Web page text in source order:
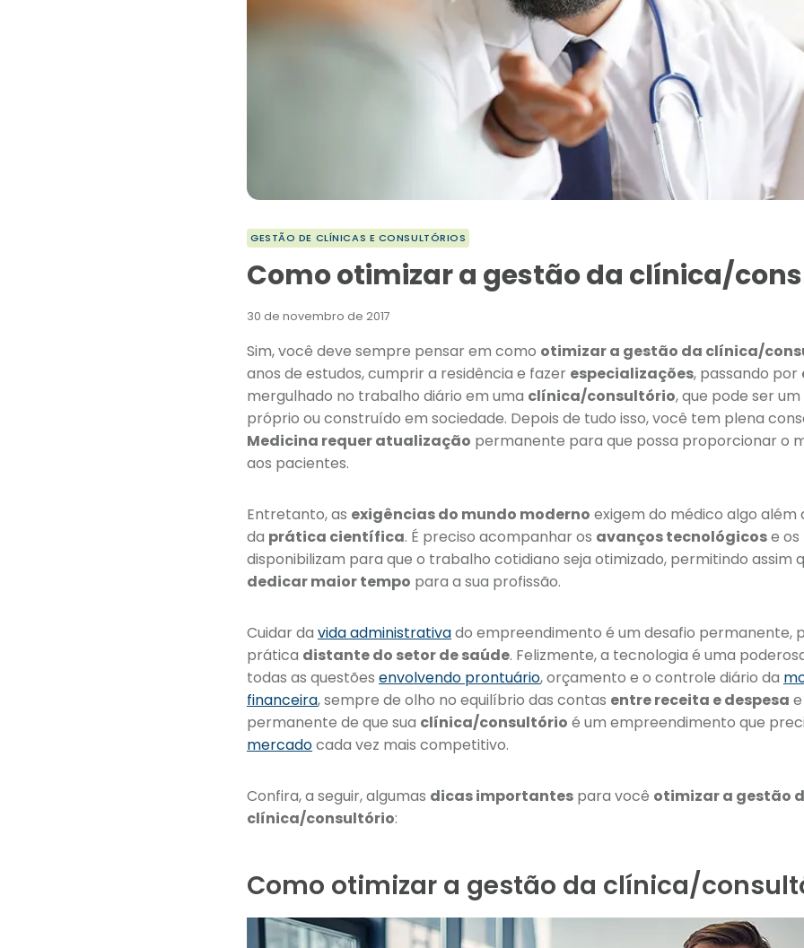
GESTÃO DE CLÍNICAS E CONSULTÓRIOS
Como otimizar a gestão da clínica/
30 de novembro de 2017
Sim, você deve sempre pensar em como otimizar a gestão da clínica/
anos de estudos, cumprir a residência e fazer especializações, passando por
mergulhado no trabalho diário em uma clínica/consultório, que pode ser
próprio ou construído em sociedade. Depois de tudo isso, você tem plena
Medicina requer atualização permanente para que possa proporcionar o
aos pacientes.
Entretanto, as exigências do mundo moderno exigem do médico algo
da prática científica. É preciso acompanhar os avanços tecnológicose
disponibilizam para que o trabalho cotidiano seja otimizado, permitindo assim
dedicar maior tempo para a sua profissão.
Cuidar da vida administrativado empreendimento é um desafio permanente,
prática distante do setor de saúde. Felizmente, a tecnologia é uma
todas as questões envolvendo prontuário, orçamento e o controle diário da
financeira, sempre de olho no equilíbrio das contas entre receita e despesa
permanente de que sua clínica/consultório é um empreendimento que
mercadocada vez mais competitivo.
Confira, a seguir, algumas dicas importantes para você otimizar a gestão
clínica/consultório:
Como otimizar a gestão da clínica/